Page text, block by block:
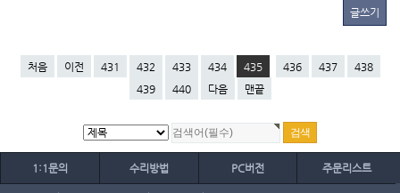
글쓰기
처음 이전 431 432 433 434 435 436 437
438
439
440 다음 맨끝
1:1문의 수리방법 PC버전 주문리스트